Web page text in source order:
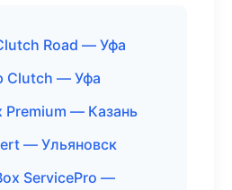
Road — Уфа
Clutch — Уфа
Premium — Казань
— Ульяновск
ServicePro —